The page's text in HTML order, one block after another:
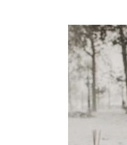
Αφιερώματα
Hautes